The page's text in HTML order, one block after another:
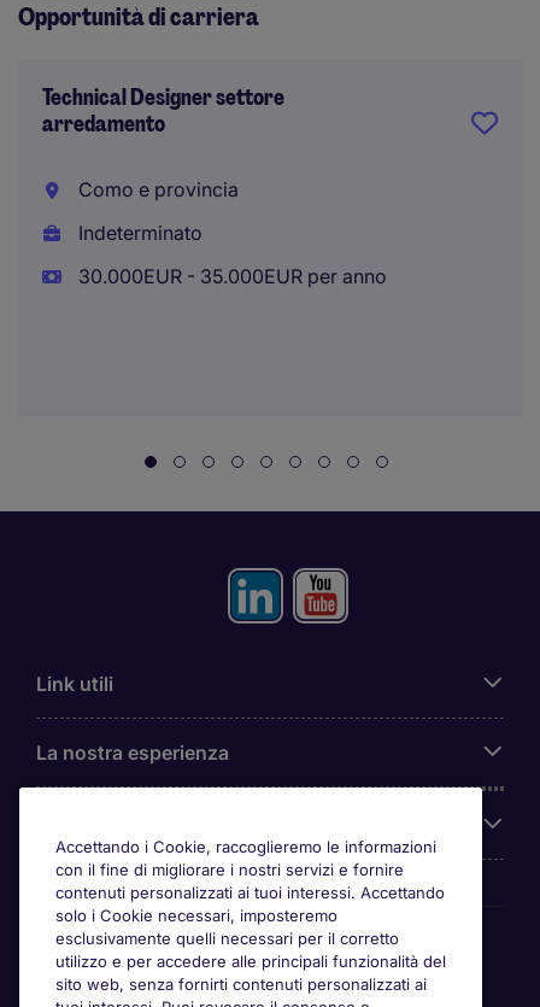
Opportunità di carriera
Technical Designer settore
arredamento
Como e provincia
Indeterminato
30.000EUR - 35.000EUR per anno
Link utili
La nostra esperienza
Awards
Accettando i Cookie, raccoglieremo le informazioni
con il fine di migliorare i nostri servizi e fornire
contenuti personalizzati ai tuoi interessi. Accettando
solo i Cookie necessari, imposteremo
esclusivamente quelli necessari per il corretto
utilizzo e per accedere alle principali funzionalità del
sito web, senza fornirti contenuti personalizzati ai